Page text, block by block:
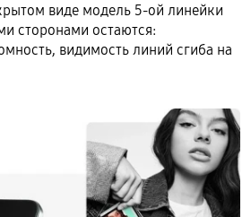
виде модель 5-ой линейки
сторонами остаются:
видимость линий сгиба на